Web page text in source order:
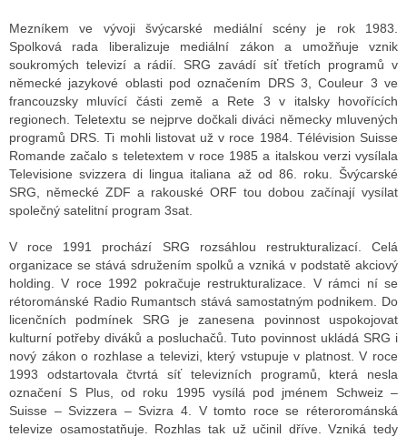
Mezníkem ve vývoji švýcarské mediální scény je rok 1983.
Spolková rada liberalizuje mediální zákon a umožňuje vznik
soukromých televizí a rádií. SRG zavádí síť třetích programů v
německé jazykové oblasti pod označením DRS 3, Couleur 3 ve
francouzsky mluvící části země a Rete 3 v italsky hovořících
regionech. Teletextu se nejprve dočkali diváci německy mluvených
programů DRS. Ti mohli listovat už v roce 1984. Télévision Suisse
Romande začalo s teletextem v roce 1985 a italskou verzi vysílala
Televisione svizzera di lingua italiana až od 86. roku. Švýcarské
SRG, německé ZDF a rakouské ORF tou dobou začínají vysílat
společný satelitní program 3sat.
V roce 1991 prochází SRG rozsáhlou restrukturalizací. Celá
organizace se stává sdružením spolků a vzniká v podstatě akciový
holding. V roce 1992 pokračuje restrukturalizace. V rámci ní se
rétorománské Radio Rumantsch stává samostatným podnikem. Do
licenčních podmínek SRG je zanesena povinnost uspokojovat
kulturní potřeby diváků a posluchačů. Tuto povinnost ukládá SRG i
nový zákon o rozhlase a televizi, který vstupuje v platnost. V roce
1993 odstartovala čtvrtá síť televizních programů, která nesla
označení S Plus, od roku 1995 vysílá pod jménem Schweiz –
Suisse – Svizzera – Svizra 4. V tomto roce se réterorománská
televize osamostatňuje. Rozhlas tak už učinil dříve. Vzniká tedy